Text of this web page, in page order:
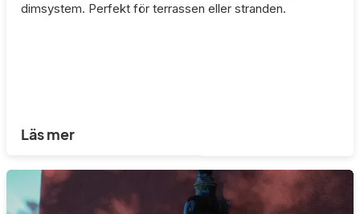
dimsystem. Perfekt för terrassen eller stranden.
Läs mer